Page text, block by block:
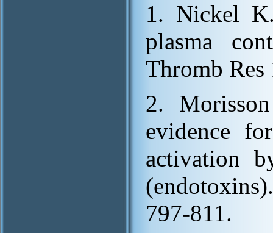
1. Nickel
plasma
Thromb Res
2.
evidence
activation
797-811.